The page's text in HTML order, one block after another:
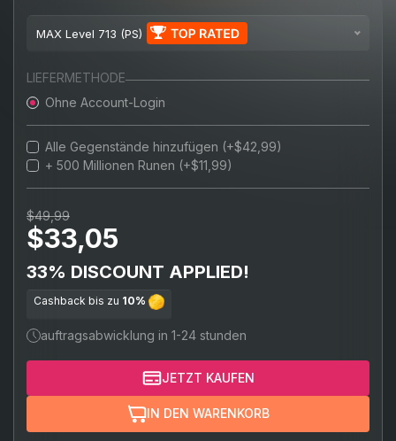
MAX Level 713 (PS)
Level 100 (PS)
Level 200 (PS)
Level 300 (PS)
Level 500 (PS)
Level 600 (PS)
LIEFERMETHODE
Ohne Account-Login
Alle Gegenstände hinzufügen (+$42,99)
+ 500 Millionen Runen (+$11,99)
$49,99
$33,05
Cashback bis zu 10%
33% DISCOUNT APPLIED!
auftragsabwicklung in 1-24 stunden
JETZT KAUFEN
IN DEN WARENKORB